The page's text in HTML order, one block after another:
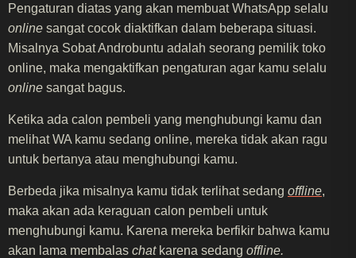
Pengaturan diatas yang akan membuat WhatsApp selalu
online sangat cocok diaktifkan dalam beberapa situasi.
Misalnya Sobat Androbuntu adalah seorang pemilik toko
online, maka mengaktifkan pengaturan agar kamu selalu
online sangat bagus.
Ketika ada calon pembeli yang menghubungi kamu dan
melihat WA kamu sedang online, mereka tidak akan ragu
untuk bertanya atau menghubungi kamu.
Berbeda jika misalnya kamu tidak terlihat sedang offline,
maka akan ada keraguan calon pembeli untuk
menghubungi kamu. Karena mereka berfikir bahwa kamu
akan lama membalas chatkarena sedang offline.